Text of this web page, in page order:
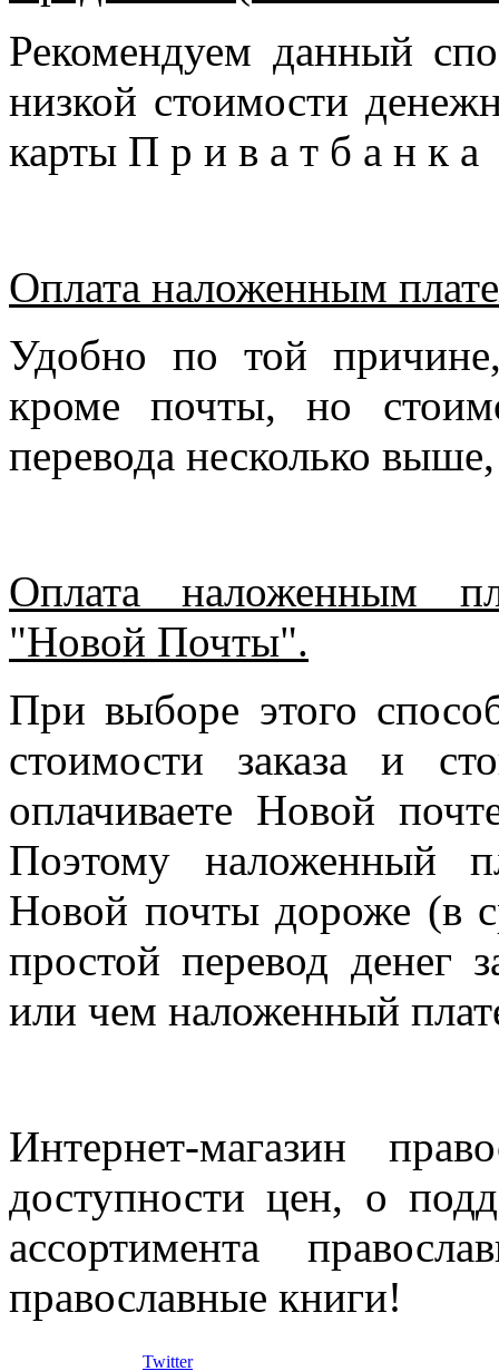
Рекомендуем данный
низкой стоимости
карты П р и в а т б а н к
Оплата наложенным
Удобно по той
кроме почты, но
перевода несколько
Оплата наложенным
"Новой Почты".
При выборе этого
стоимости заказа и
оплачиваете Новой
Поэтому наложенный
Новой почты дороже (в
простой перевод денег
или чем наложенный
Интернет-магазин
доступности цен, о
ассортимента
православные книги!
Twitter